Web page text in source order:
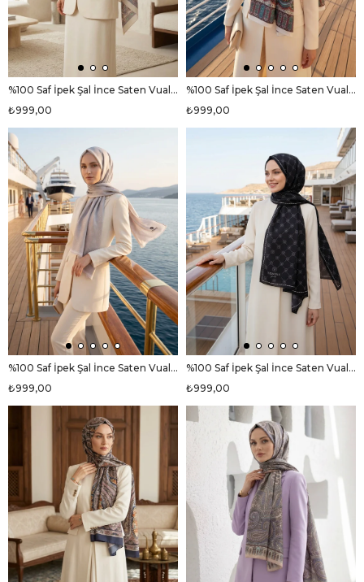
%100 Saf İpek Şal İnce Saten Vual Dokuma Etro Desenli Bej - Lila Renkli 90x210 Şal
₺999,00
%100 Saf İpek Şal İnce Saten Vual Dokuma Etnik Desenli Beyaz - Fuşya Renkli 90x210 Şal
₺999,00
%100 Saf İpek Şal İnce Saten Vual Dokuma V Logo Desenli Taş Renkli 90x210 Şal
₺999,00
%100 Saf İpek Şal İnce Saten Vual Dokuma V Logo Desenli Siyah - Krem Renkli 90x210 Şal
₺999,00